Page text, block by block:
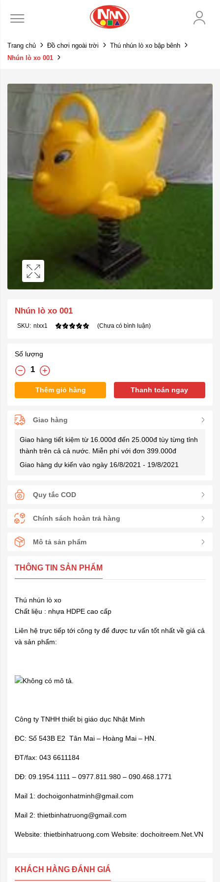
Trang chủ Đồ chơi ngoài trời
Thú nhún lò xo bập bênh
Nhún lò xo 001
Nhún lò xo 001
SKU: nlxx1 (Chưa có bình luận)
Số lượng
Thêm giỏ hàng Thanh toán ngay
Giao hàng
Giao hàng tiết kiệm từ 16.000đ đến 25.000đ tùy từng tỉnh
thành trên cả cả nước. Miễn phí với đơn 399.000đ
Giao hàng dự kiến vào ngày 16/8/2021 - 19/8/2021
Quy tắc COD
Chính sách hoàn trả hàng
Mô tả sản phẩm
THÔNG TIN SẢN PHẨM
Thú nhún lò xo
Chất liệu : nhựa HDPE cao cấp
Liên hệ trực tiếp tới công ty để được tư vấn tốt nhất về giá cả
và sản phẩm:
Công ty TNHH thiết bị giáo dục Nhật Minh
ĐC: Số 543B E2 Tân Mai – Hoàng Mai – HN.
ĐT/fax: 043 6611184
DĐ: 09.1954.1111 – 0977.811.980 – 090.468.1771
Mail 1: dochoigonhatminh@gmail.com
Mail 2: thietbinhatruong@gmail.com
Website: thietbinhatruong.com Website: dochoitreem.Net.VN
KHÁCH HÀNG ĐÁNH GIÁ